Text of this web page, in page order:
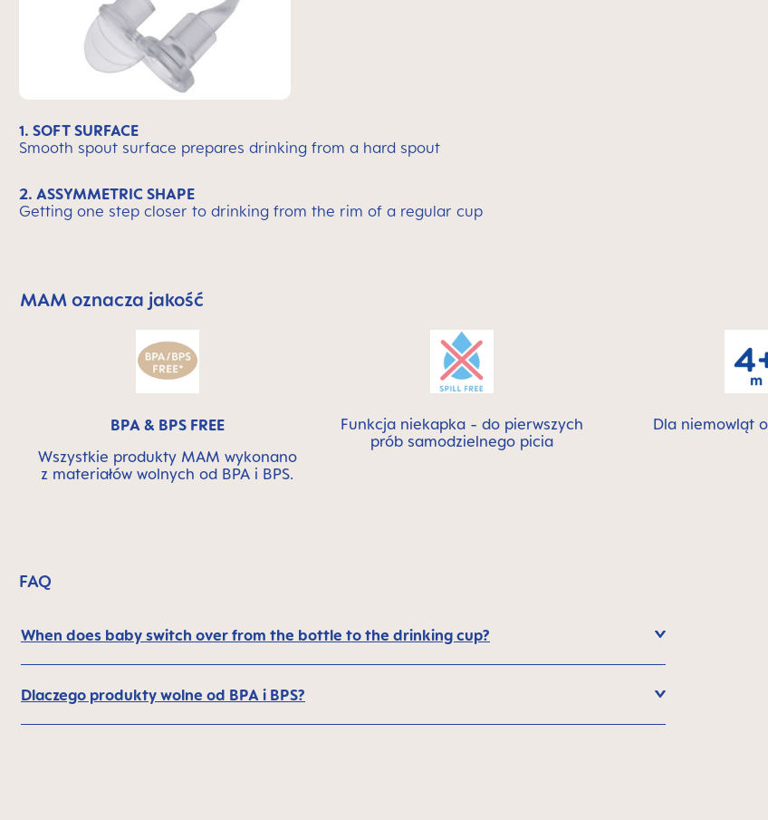
1. SOFT SURFACE
Smooth spout surface prepares drinking from a hard spout
2. ASSYMMETRIC SHAPE
Getting one step closer to drinking from the rim of a regular cup
Skip MAM Means Quality Icon Bar
MAM oznacza jakość
BPA & BPS FREE
Wszystkie produkty MAM wykonano
z materiałów wolnych od BPA i BPS.
Funkcja niekapka - do pierwszych
prób samodzielnego picia
Dla niemowląt
FAQ
When does baby switch over from the bottle to the drinking cup?
Dlaczego produkty wolne od BPA i BPS?